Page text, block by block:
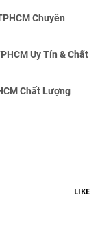
Chuyên
Uy Tín & Chất
Chất Lượng
LIKE